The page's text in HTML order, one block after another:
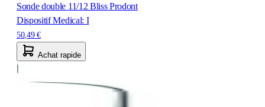
Sonde double 11/12 Bliss Prodont
Dispositif Medical: I
50,49 €
Achat rapide